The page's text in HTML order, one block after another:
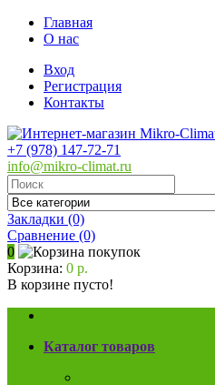
Главная
О нас
Вход
Регистрация
Контакты
+7 (978) 147-72-71
info@mikro-climat.ru
Закладки (0)
Сравнение (0)
0
Корзина: 0 р.
В корзине пусто!
Каталог товаров